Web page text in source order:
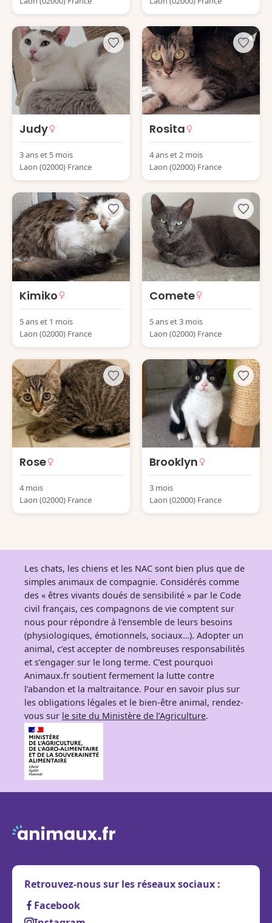
Judy
3 ans et 5 mois
Laon (02000) France
Rosita
4 ans et 2 mois
Laon (02000) France
Kimiko
5 ans et 1 mois
Laon (02000) France
Comete
5 ans et 3 mois
Laon (02000) France
Rose
4 mois
Laon (02000) France
Brooklyn
3 mois
Laon (02000) France
Les chats, les chiens et les NAC sont bien plus que de
simples animaux de compagnie. Considérés comme
des « êtres vivants doués de sensibilité » par le Code
civil français, ces compagnons de vie comptent sur
nous pour répondre à l’ensemble de leurs besoins
(physiologiques, émotionnels, sociaux…). Adopter un
animal, c’est accepter de nombreuses responsabilités
et s’engager sur le long terme. C’est pourquoi
Animaux.fr soutient fermement la lutte contre
l’abandon et la maltraitance. Pour en savoir plus sur
les obligations légales et le bien-être animal, rendez-
vous sur le site du Ministère de l’Agriculture.
Retrouvez-nous sur les réseaux sociaux :
Facebook